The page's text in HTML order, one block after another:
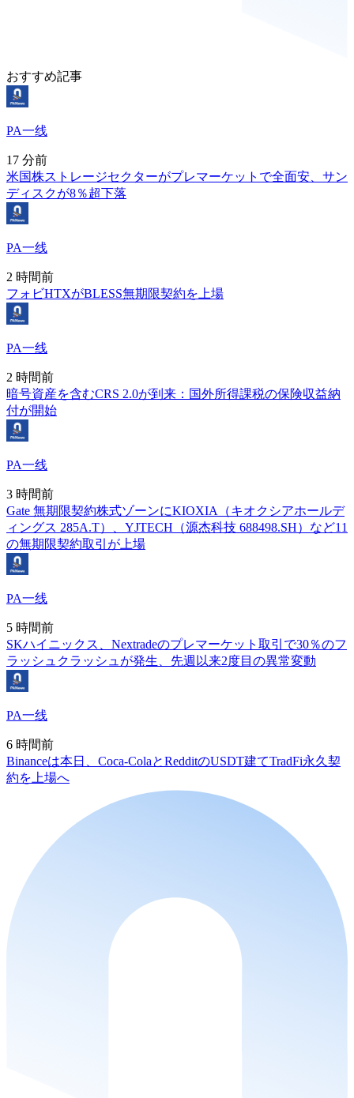
おすすめ記事
PA一线
17 分前
米国株ストレージセクターがプレマーケットで全面安、サン
ディスクが8％超下落
PA一线
2 時間前
フォビHTXがBLESS無期限契約を上場
PA一线
2 時間前
暗号資産を含むCRS 2.0が到来：国外所得課税の保険収益納
付が開始
PA一线
3 時間前
Gate 無期限契約株式ゾーンにKIOXIA（キオクシアホールデ
ィングス 285A.T）、YJTECH（源杰科技 688498.SH）など11
の無期限契約取引が上場
PA一线
5 時間前
SKハイニックス、Nextradeのプレマーケット取引で30％のフ
ラッシュクラッシュが発生、先週以来2度目の異常変動
PA一线
6 時間前
Binanceは本日、Coca-ColaとRedditのUSDT建てTradFi永久契
約を上場へ